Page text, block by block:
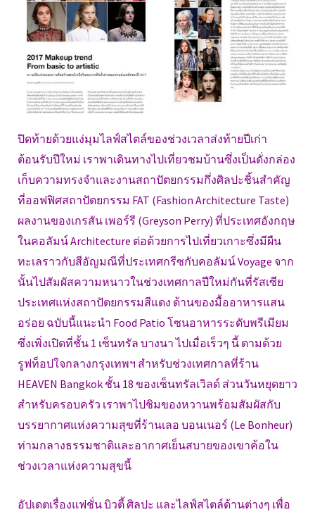
ปิดท้ายด้วยแง่มุมไลฟ์สไตล์ของช่วงเวลาส่งท้ายปีเก่า
ต้อนรับปีใหม่ เราพาเดินทางไปเที่ยวชมบ้านซึ่งเป็นดั่งกล่อง
เก็บความทรงจำและงานสถาปัตยกรรมกึ่งศิลปะชิ้นสำคัญ
ที่ออฟฟิศสถาปัตยกรรม FAT (Fashion Architecture Taste)
ผลงานของเกรสัน เพอร์รี (Greyson Perry) ที่ประเทศอังกฤษ
ในคอลัมน์ Architecture ต่อด้วยการไปเที่ยวเกาะซึ่งมีผืน
ทะเลราวกับสีอัญมณีที่ประเทศกรีซกับคอลัมน์ Voyage จาก
นั้นไปสัมผัสความหนาวในช่วงเทศกาลปีใหม่กันที่รัสเซีย
ประเทศแห่งสถาปัตยกรรมสีแดง ด้านของมื้ออาหารแสน
อร่อย ฉบับนี้แนะนำ Food Patio โซนอาหารระดับพรีเมียม
ซึ่งเพิ่งเปิดที่ชั้น 1 เซ็นทรัล บางนา ไปเมื่อเร็วๆ นี้ ตามด้วย
รูฟท็อปใจกลางกรุงเทพฯ สำหรับช่วงเทศกาลที่ร้าน
HEAVEN Bangkok ชั้น 18 ของเซ็นทรัลเวิลด์ ส่วนวันหยุดยาว
สำหรับครอบครัว เราพาไปชิมของหวานพร้อมสัมผัสกับ
บรรยากาศแห่งความสุขที่ร้านเลอ บอนเนอร์ (Le Bonheur)
ท่ามกลางธรรมชาติและอากาศเย็นสบายของเขาค้อใน
ช่วงเวลาแห่งความสุขนี้
อัปเดตเรื่องแฟชั่น บิวตี้ ศิลปะ และไลฟ์สไตล์ด้านต่างๆ เพื่อ